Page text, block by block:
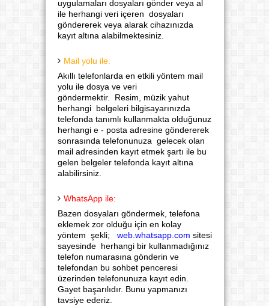
uygulamaları dosyaları gönder veya al
ile herhangi veri içeren dosyaları
göndererek veya alarak cihazınızda
kayıt altına alabilmektesiniz.
Mail yolu ile:
Akıllı telefonlarda en etkili yöntem mail
yolu ile dosya ve veri
göndermektir. Resim, müzik yahut
herhangi belgeleri bilgisayarınızda
telefonda tanımlı kullanmakta olduğunuz
herhangi e - posta adresine göndererek
sonrasında telefonunuza gelecek olan
mail adresinden kayıt etmek şartı ile bu
gelen belgeler telefonda kayıt altına
alabilirsiniz.
WhatsApp ile:
Bazen dosyaları göndermek, telefona
eklemek zor olduğu için en kolay
yöntem şekli; web.whatsapp.com sitesi
sayesinde herhangi bir kullanmadığınız
telefon numarasına gönderin ve
telefondan bu sohbet penceresi
üzerinden telefonunuza kayıt edin.
Gayet başarılıdır. Bunu yapmanızı
tavsiye ederiz.